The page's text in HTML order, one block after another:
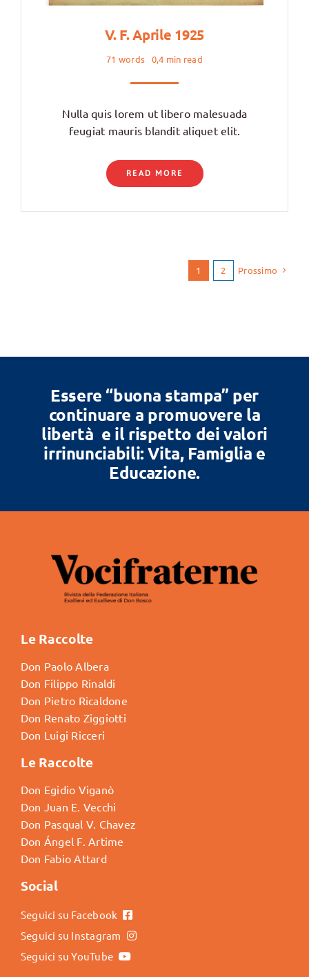
V. F. Aprile 1925
71 words 0,4 min read
Nulla quis lorem ut libero malesuada
feugiat mauris blandit aliquet elit.
READ MORE
1 2 Prossimo
Essere “buona stampa” per
continuare a promuovere la
libertà e il rispetto dei valori
irrinunciabili: Vita, Famiglia e
Educazione.
Le Raccolte
Don Paolo Albera
Don Filippo Rinaldi
Don Pietro Ricaldone
Don Renato Ziggiotti
Don Luigi Ricceri
Le Raccolte
Don Egidio Viganò
Don Juan E. Vecchi
Don Pasqual V. Chavez
Don Ángel F. Artime
Don Fabio Attard
Social
Seguici su Facebook
Seguici su Instagram
Seguici su YouTube